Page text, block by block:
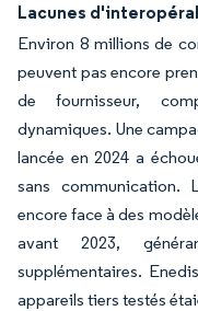
Lacunes
Environ 8 millions de
peuvent pas encore
de fournisseur,
dynamiques. Une
lancée en 2024 a
sans communication.
encore face à des
avant 2023,
supplémentaires.
appareils tiers testés